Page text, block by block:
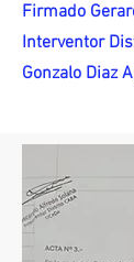
Firmado
Interventor
Gonzalo Diaz